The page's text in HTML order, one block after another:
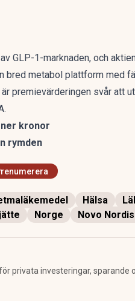
GLP-1-marknaden, och
metabol plattform med
premievärderingen svår att
kronor
rymden
Hälsa
Norge Novo
privata investeringar,